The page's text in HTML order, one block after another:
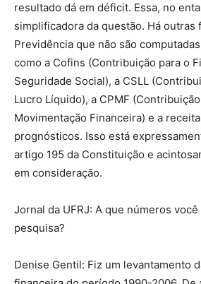
resultado dá em déficit. Essa, no
simplificadora da questão. Há outras
Previdência que não são
como a Cofins (Contribuição para o
Seguridade Social), a CSLL
Lucro Líquido), a CPMF
Movimentação Financeira) e a
prognósticos. Isso está
artigo 195 da Constituição e
em consideração.
Jornal da UFRJ: A que números
pesquisa?
Denise Gentil: Fiz um levantamento